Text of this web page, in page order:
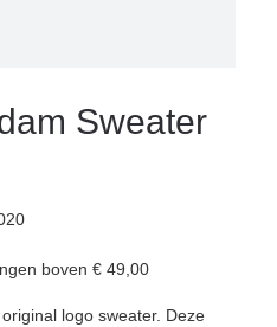
Sweater
boven € 49,00
logo sweater. Deze